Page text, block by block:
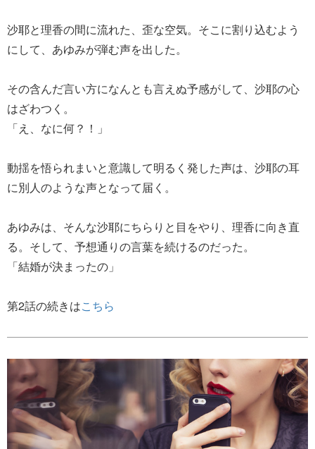
沙耶と理香の間に流れた、歪な空気。そこに割り込むよう
にして、あゆみが弾む声を出した。
その含んだ言い方になんとも言えぬ予感がして、沙耶の心
はざわつく。
「え、なに何？！」
動揺を悟られまいと意識して明るく発した声は、沙耶の耳
に別人のような声となって届く。
あゆみは、そんな沙耶にちらりと目をやり、理香に向き直
る。そして、予想通りの言葉を続けるのだった。
「結婚が決まったの」
第2話の続きはこちら